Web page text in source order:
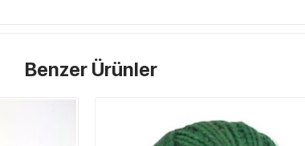
Benzer Ürünler